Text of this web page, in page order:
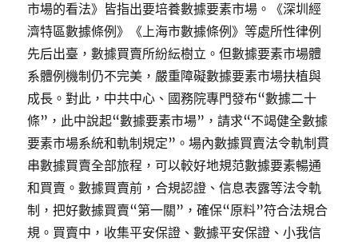
市場的看法》皆指出要培養數據要素市場。《深圳經
濟特區數據條例》《上海市數據條例》等處所性律例
先后出臺，數據買賣所紛紜樹立。但數據要素市場體
系體例機制仍不完美，嚴重障礙數據要素市場扶植與
成長。對此，中共中心、國務院專門發布“數據二十
條”，此中說起“數據要素市場”，請求“不竭健全數據
要素市場系統和軌制規定”。場內數據買賣法令軌制貫
串數據買賣全部旅程，可以較好地規范數據要素暢通
和買賣。數據買賣前，合規認證、信息表露等法令軌
制，把好數據買賣“第一關”，確保“原料”符合法規合
規。買賣中，收集平安保證、數據平安保證、小我信